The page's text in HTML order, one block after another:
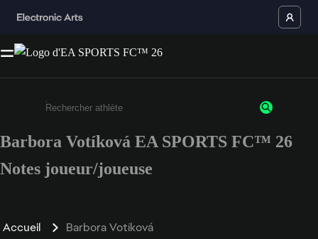
Saisissez au moins 3 caractères ou chiffres.
Barbora Votíková EA SPORTS FC™ 26
Notes joueur/joueuse
Accueil Barbora Votíková